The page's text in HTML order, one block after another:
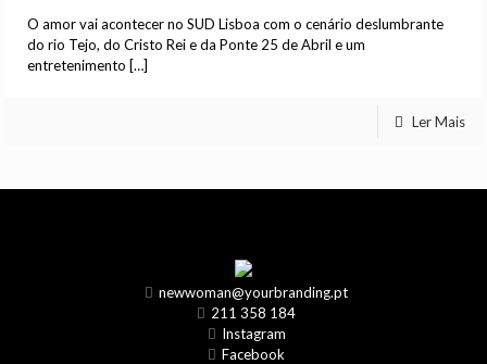
O amor vai acontecer no SUD Lisboa com o cenário deslumbrante
do rio Tejo, do Cristo Rei e da Ponte 25 de Abril e um
entretenimento […]
Ler Mais
newwoman@yourbranding.pt
211 358 184
Instagram
Facebook